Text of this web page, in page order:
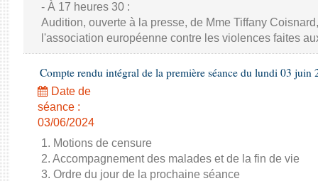
- À 17 heures 30 :
Audition, ouverte à la presse, de Mme Tiffany
l'association européenne contre les violences faites
Compte rendu intégral de la première séance du lundi 03 juin
Date de
séance :
03/06/2024
1. Motions de censure
2. Accompagnement des malades et de la fin de vie
3. Ordre du jour de la prochaine séance